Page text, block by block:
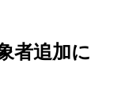
者追加に